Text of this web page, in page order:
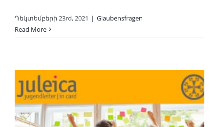
Դեկտեմբերի 23rd, 2021 | Glaubensfragen
Read More